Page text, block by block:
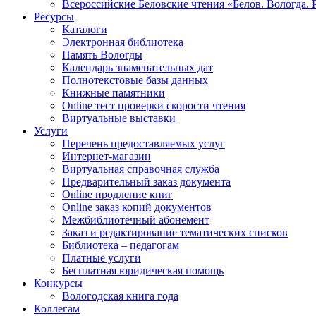
Всероссийские Беловские чтения «Белов. Вологда.
Ресурсы
Каталоги
Электронная библиотека
Память Вологды
Календарь знаменательных дат
Полнотекстовые базы данных
Книжные памятники
Online тест проверки скорости чтения
Виртуальные выставки
Услуги
Перечень предоставляемых услуг
Интернет-магазин
Виртуальная справочная служба
Предварительный заказ документа
Online продление книг
Online заказ копий документов
Межбиблиотечный абонемент
Заказ и редактирование тематических списков
Библиотека – педагогам
Платные услуги
Бесплатная юридическая помощь
Конкурсы
Вологодская книга года
Коллегам